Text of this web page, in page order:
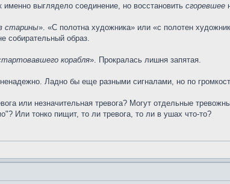
выглядело соединение, но восстановить сгоревшее
старины». «С полотна художника» или «с полотен
собирательный образ.
корабля». Прокралась лишня запятая.
Ладно бы еще разными сигналами, но по
или незначительная тревога? Могут отдельные
Или тонко пищит, то ли тревога, то ли в ушах что-то?